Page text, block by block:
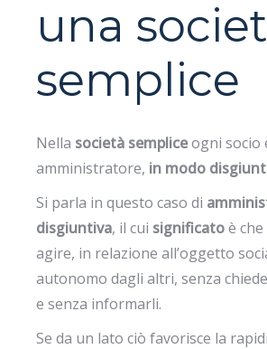
una
semplice
Nella società sempliceogni socio
amministratore, in modo
Si parla in questo caso di
disgiuntiva, il cui significatoè
agire, in relazione all’oggetto
autonomo dagli altri, senza
e senza informarli.
Se da un lato ciò favorisce la